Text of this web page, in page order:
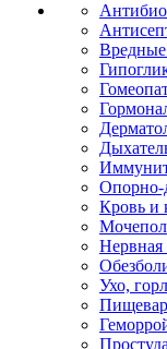
Опорно-
Кровь и
Нервная
Ухо,